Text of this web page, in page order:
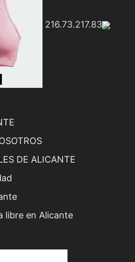
216.73.217.83
DE ALICANTE
libre en Alicante